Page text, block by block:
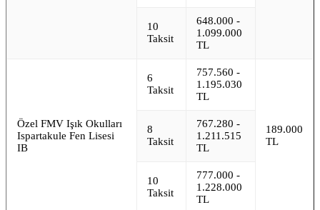
10
Taksit
648.000 -
1.099.000
TL
Özel FMV Işık Okulları
Ispartakule Fen Lisesi
IB
6
Taksit
757.560 -
1.195.030
TL
189.000
TL
8
Taksit
767.280 -
1.211.515
TL
10
Taksit
777.000 -
1.228.000
TL